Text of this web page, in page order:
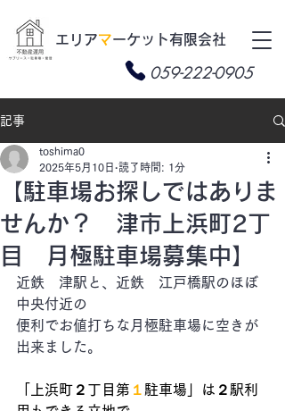
​エリアマーケット有限会社
059-222-0905
記事
【駐車場お探しではありま
せんか？ 津市上浜町2丁
目 月極駐車場募集中】
toshima0
2025年5月10日 読了時間: 1分
近鉄　津駅と、近鉄　江戸橋駅のほぼ
中央付近の
便利でお値打ちな月極駐車場に空きが
出来ました。
「上浜町２丁目第 １ 駐車場」は２駅利